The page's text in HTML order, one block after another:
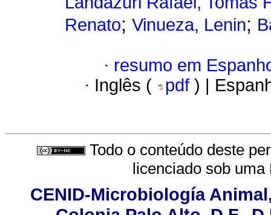
Renato; Vinueza, Lenin;
· resumo em
· Inglês ( pdf ) |
Todo o conteúdo deste
licenciado sob uma
CENID-Microbiología